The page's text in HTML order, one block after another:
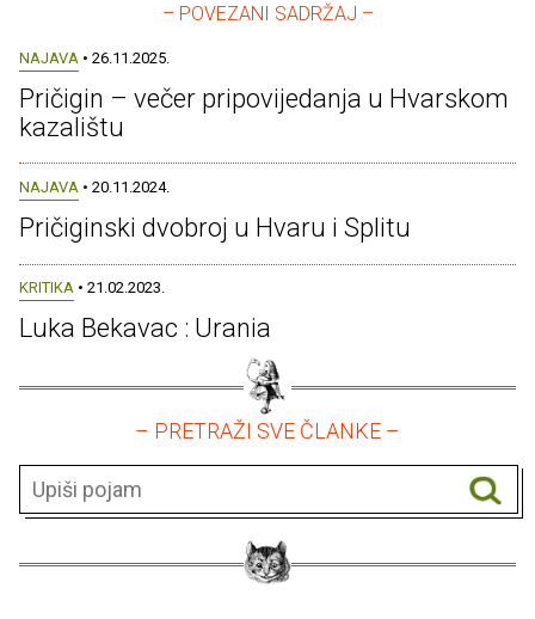
– POVEZANI SADRŽAJ –
NAJAVA • 26.11.2025.
Pričigin – večer pripovijedanja u Hvarskom
kazalištu
NAJAVA • 20.11.2024.
Pričiginski dvobroj u Hvaru i Splitu
KRITIKA • 21.02.2023.
Luka Bekavac : Urania
– PRETRAŽI SVE ČLANKE –